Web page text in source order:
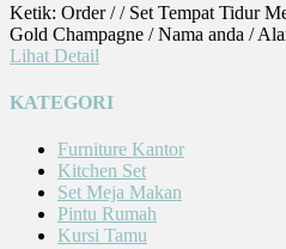
Ketik: Order / / Set Tempat Tidur
Gold Champagne / Nama anda /
Lihat Detail
KATEGORI
Furniture Kantor
Kitchen Set
Set Meja Makan
Pintu Rumah
Kursi Tamu